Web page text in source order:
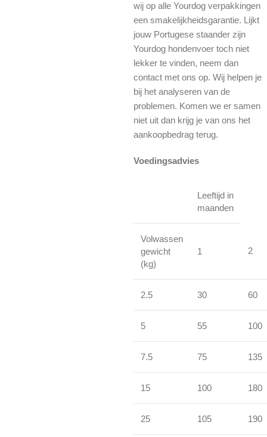
wij op alle Yourdog verpakkingen
een smakelijkheidsgarantie. Lijkt
jouw Portugese staander zijn
Yourdog hondenvoer toch niet
lekker te vinden, neem dan
contact met ons op. Wij helpen je
bij het analyseren van de
problemen. Komen we er samen
niet uit dan krijg je van ons het
aankoopbedrag terug.
Voedingsadvies
Leeftijd in
maanden
Volwassen
gewicht
(kg)
1 2
2.5 30 60
5 55 100
7.5 75 135
15 100 180
25 105 190